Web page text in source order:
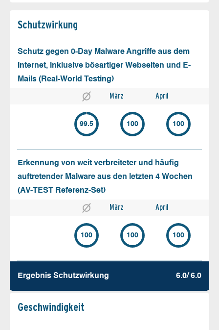
Schutz­wirkung
Schutz gegen 0-Day Malware Angriffe aus dem
Internet, inklusive bösartiger Webseiten und E-
Mails (Real-World Testing)
März April
99.5 100 100
Erkennung von weit verbreiteter und häufig
auftretender Malware aus den letzten 4 Wochen
(AV-TEST Referenz-Set)
März April
100 100 100
Ergebnis Schutz­wirkung 6.0/ 6.0
Geschw­indigkeit